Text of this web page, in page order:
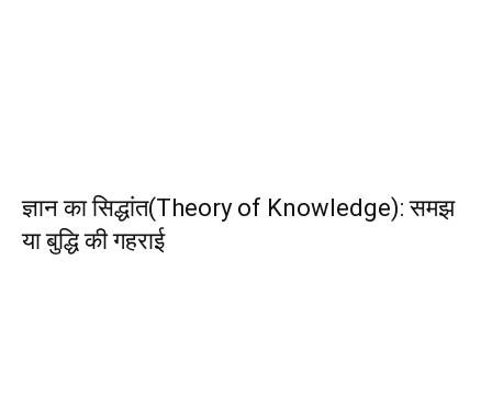
ज्ञान का सिद्धांत(Theory of Knowledge): समझ
या बुद्धि की गहराई